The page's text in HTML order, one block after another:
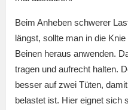
Beim Anheben schwerer
längst, sollte man in die
Beinen heraus anwenden.
tragen und aufrecht halten.
besser auf zwei Tüten,
belastet ist. Hier eignet sich